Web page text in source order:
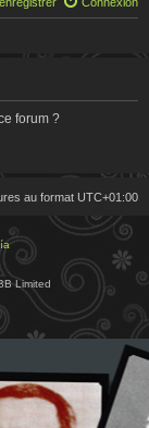
forum ?
au format UTC+01:00
Limited